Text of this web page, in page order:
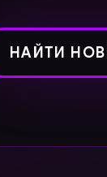
НАЙТИ